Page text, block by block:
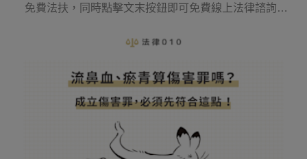
免費法扶，同時點擊文末按鈕即可免費線上法律諮詢，